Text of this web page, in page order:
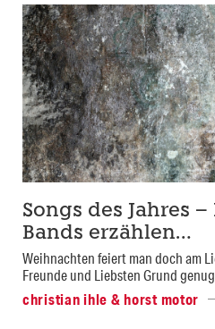
Songs des Jahres
Bands erzählen…
Weihnachten feiert man doch am
Freunde und Liebsten Grund
christian ihle & horst motor